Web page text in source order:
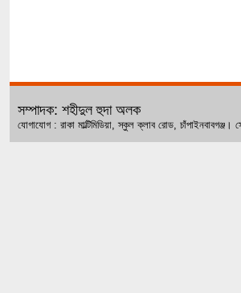
সম্পাদক: শহীদুল হুদা অলক
যোগাযোগ : রাকা মাল্টিমিডিয়া, স্কুল ক্লাব রোড,